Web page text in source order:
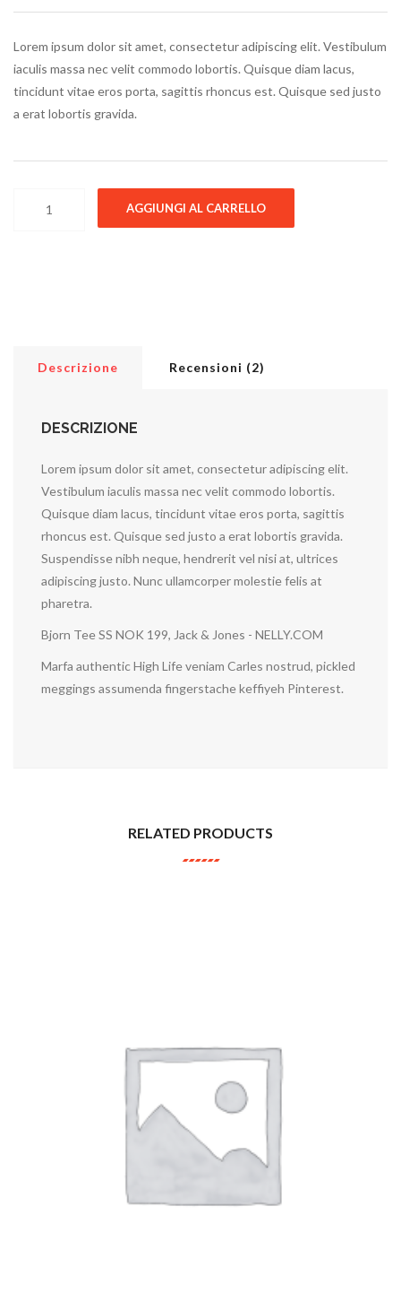
Lorem ipsum dolor sit amet, consectetur adipiscing elit. Vestibulum
iaculis massa nec velit commodo lobortis. Quisque diam lacus,
tincidunt vitae eros porta, sagittis rhoncus est. Quisque sed justo
a erat lobortis gravida.
AGGIUNGI AL CARRELLO
Descrizione Recensioni (2)
DESCRIZIONE
Lorem ipsum dolor sit amet, consectetur adipiscing elit.
Vestibulum iaculis massa nec velit commodo lobortis.
Quisque diam lacus, tincidunt vitae eros porta, sagittis
rhoncus est. Quisque sed justo a erat lobortis gravida.
Suspendisse nibh neque, hendrerit vel nisi at, ultrices
adipiscing justo. Nunc ullamcorper molestie felis at
pharetra.
Bjorn Tee SS NOK 199, Jack & Jones - NELLY.COM
Marfa authentic High Life veniam Carles nostrud, pickled
meggings assumenda fingerstache keffiyeh Pinterest.
RELATED PRODUCTS